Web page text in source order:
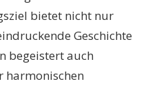
bietet nicht nur
Geschichte
begeistert auch
harmonischen